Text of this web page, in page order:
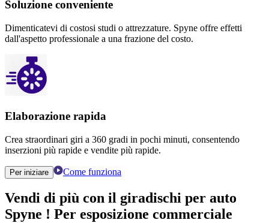
Soluzione conveniente
Dimenticatevi di costosi studi o attrezzature. Spyne offre effetti
dall'aspetto professionale a una frazione del costo.
Elaborazione rapida
Crea straordinari giri a 360 gradi in pochi minuti, consentendo
inserzioni più rapide e vendite più rapide.
Per iniziare Come funziona
Vendi di più con il giradischi per auto
Spyne ! Per esposizione commerciale